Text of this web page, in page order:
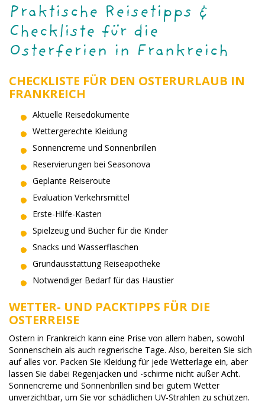
Praktische Reisetipps &
Checkliste für die
Osterferien in Frankreich
CHECKLISTE FÜR DEN OSTERURLAUB IN
FRANKREICH
Aktuelle Reisedokumente
Wettergerechte Kleidung
Sonnencreme und Sonnenbrillen
Reservierungen bei Seasonova
Geplante Reiseroute
Evaluation Verkehrsmittel
Erste-Hilfe-Kasten
Spielzeug und Bücher für die Kinder
Snacks und Wasserflaschen
Grundausstattung Reiseapotheke
Notwendiger Bedarf für das Haustier
WETTER- UND PACKTIPPS FÜR DIE
OSTERREISE
Ostern in Frankreich kann eine Prise von allem haben, sowohl
Sonnenschein als auch regnerische Tage. Also, bereiten Sie sich
auf alles vor. Packen Sie Kleidung für jede Wetterlage ein, aber
lassen Sie dabei Regenjacken und -schirme nicht außer Acht.
Sonnencreme und Sonnenbrillen sind bei gutem Wetter
unverzichtbar, um Sie vor schädlichen UV-Strahlen zu schützen.